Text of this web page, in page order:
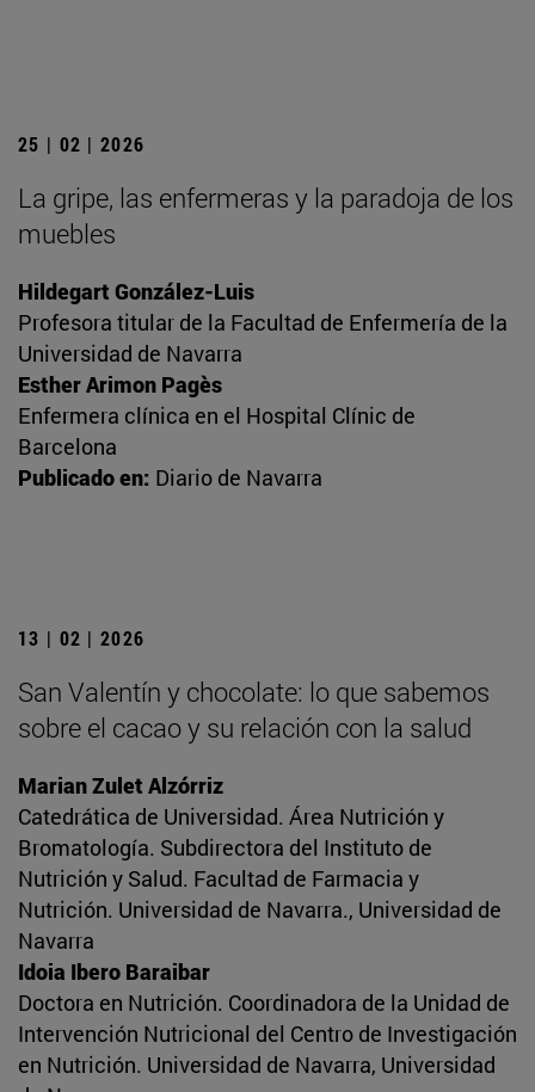
25 | 02 | 2026
La gripe, las enfermeras y la paradoja de los
muebles
Hildegart González-Luis
Profesora titular de la Facultad de Enfermería de la
Universidad de Navarra
Esther Arimon Pagès
Enfermera clínica en el Hospital Clínic de
Barcelona
Publicado en: Diario de Navarra
13 | 02 | 2026
San Valentín y chocolate: lo que sabemos
sobre el cacao y su relación con la salud
Marian Zulet Alzórriz
Catedrática de Universidad. Área Nutrición y
Bromatología. Subdirectora del Instituto de
Nutrición y Salud. Facultad de Farmacia y
Nutrición. Universidad de Navarra., Universidad de
Navarra
Idoia Ibero Baraibar
Doctora en Nutrición. Coordinadora de la Unidad de
Intervención Nutricional del Centro de Investigación
en Nutrición. Universidad de Navarra, Universidad